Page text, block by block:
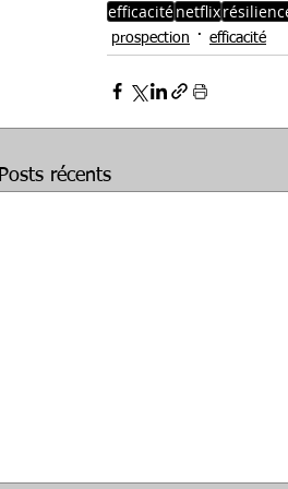
efficaciténetflix
prospection efficacité
Posts récents